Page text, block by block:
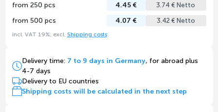
from 250 pcs 4.45 € 3.74 € Netto
from 500 pcs 4.07 € 3.42 € Netto
incl. VAT 19%, excl. Shipping costs
Delivery time: 7 to 9 days in Germany, for abroad plus
4-7 days
Delivery to EU countries
Shipping costs will be calculated in the next step